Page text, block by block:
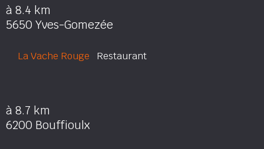
à 8.4 km
5650 Yves-Gomezée
La Vache Rouge Restaurant
à 8.7 km
6200 Bouffioulx